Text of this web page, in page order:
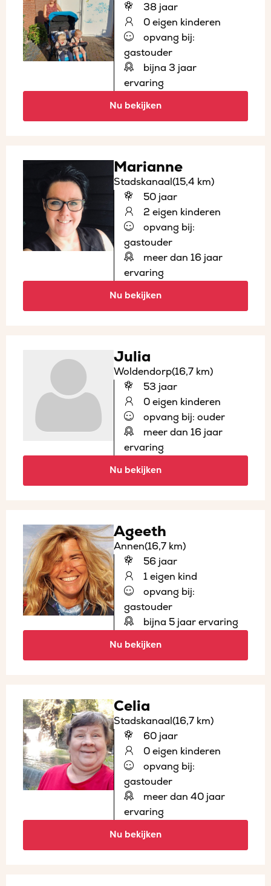
38 jaar
0 eigen kinderen
opvang bij:
gastouder
bijna 3 jaar
ervaring
Nu bekijken
Marianne
Stadskanaal(15,4 km)
50 jaar
2 eigen kinderen
opvang bij:
gastouder
meer dan 16 jaar
ervaring
Nu bekijken
Julia
Woldendorp(16,7 km)
53 jaar
0 eigen kinderen
opvang bij: ouder
meer dan 16 jaar
ervaring
Nu bekijken
Ageeth
Annen(16,7 km)
56 jaar
1 eigen kind
opvang bij:
gastouder
bijna 5 jaar ervaring
Nu bekijken
Celia
Stadskanaal(16,7 km)
60 jaar
0 eigen kinderen
opvang bij:
gastouder
meer dan 40 jaar
ervaring
Nu bekijken